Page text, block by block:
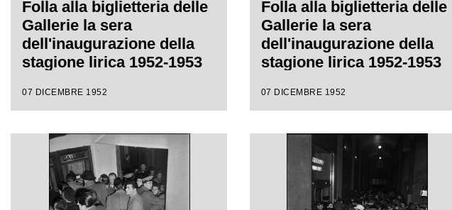
Folla alla biglietteria delle
Gallerie la sera
dell'inaugurazione della
stagione lirica 1952-1953
l'opera "Macbeth", di
Victor de Sabata, con la
regia di Carl Ebert
07 DICEMBRE 1952
Folla alla biglietteria delle
Gallerie la sera
dell'inaugurazione della
stagione lirica 1952-1953
l'opera "Macbeth", di
Victor de Sabata, con la
regia di Carl Ebert
07 DICEMBRE 1952